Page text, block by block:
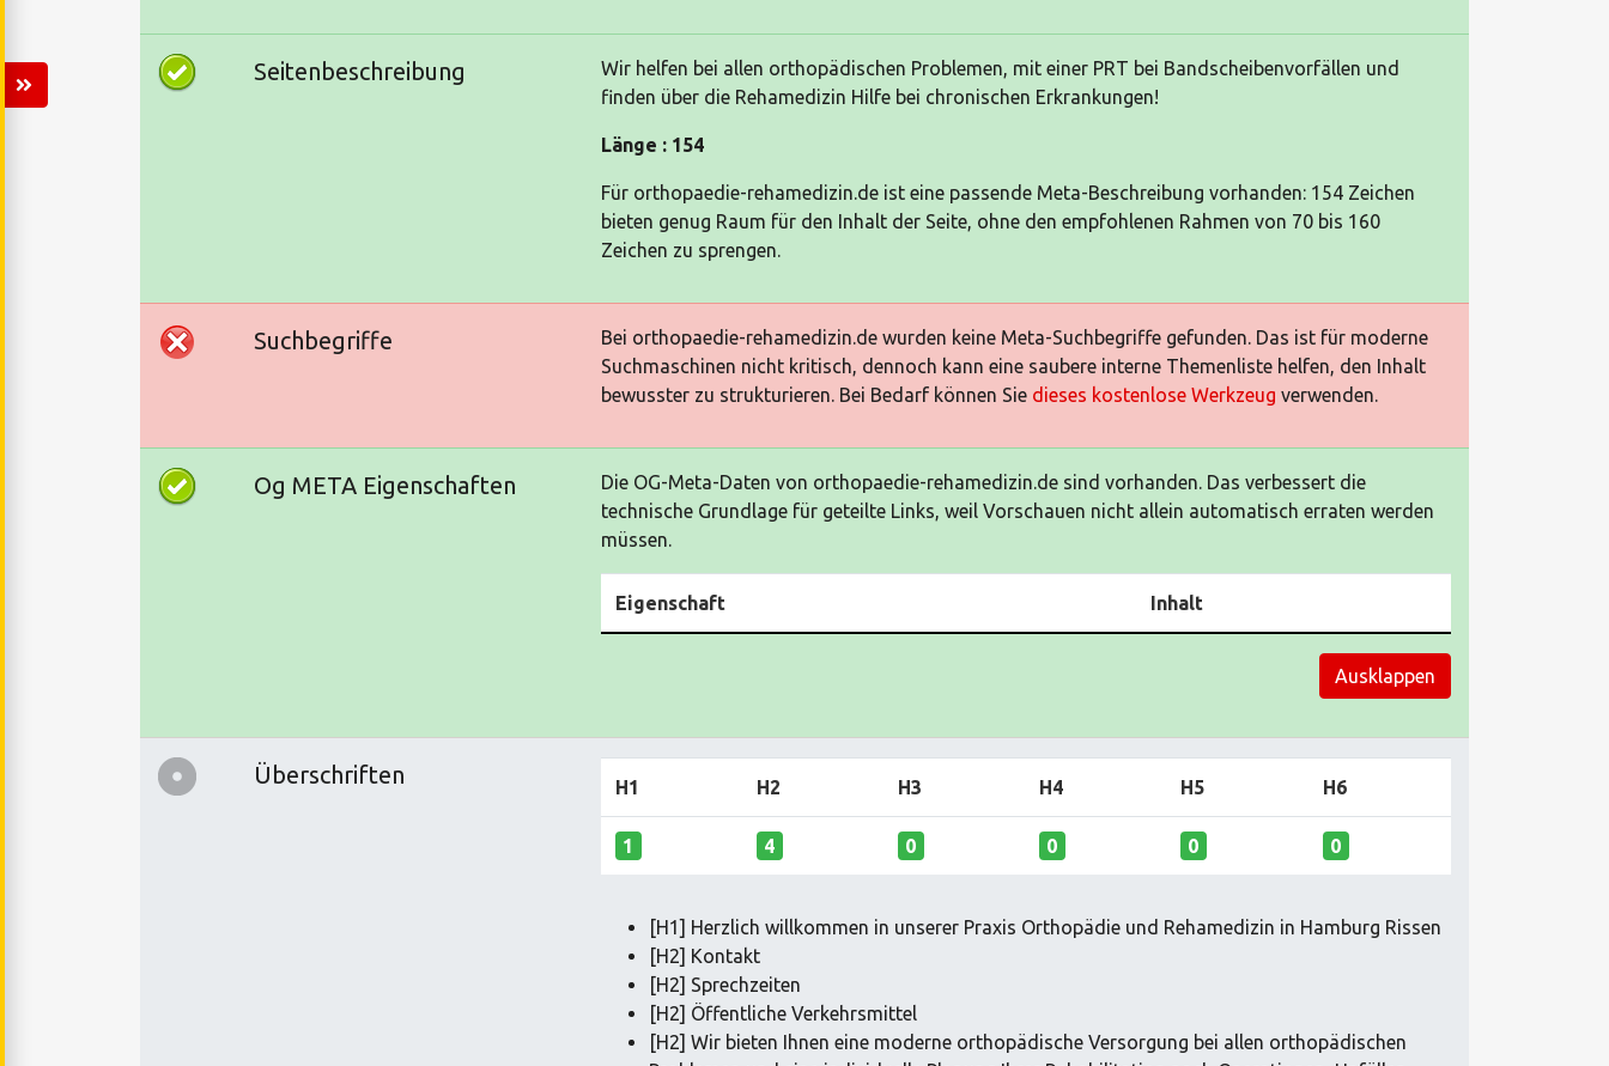
Seitenbeschreibung
Wir helfen bei allen orthopädischen Problemen, mit einer PRT bei Bandscheibenvorfällen und
finden über die Rehamedizin Hilfe bei chronischen Erkrankungen!
Länge : 154
Für orthopaedie-rehamedizin.de ist eine passende Meta-Beschreibung vorhanden: 154 Zeichen
bieten genug Raum für den Inhalt der Seite, ohne den empfohlenen Rahmen von 70 bis 160
Zeichen zu sprengen.
Suchbegriffe
Bei orthopaedie-rehamedizin.de wurden keine Meta-Suchbegriffe gefunden. Das ist für moderne
Suchmaschinen nicht kritisch, dennoch kann eine saubere interne Themenliste helfen, den Inhalt
bewusster zu strukturieren. Bei Bedarf können Sie dieses kostenlose Werkzeug verwenden.
Og META Eigenschaften
Die OG-Meta-Daten von orthopaedie-rehamedizin.de sind vorhanden. Das verbessert die
technische Grundlage für geteilte Links, weil Vorschauen nicht allein automatisch erraten werden
müssen.
Eigenschaft Inhalt
Ausklappen
Überschriften H1 H2 H3 H4 H5 H6
1 4 0 0 0 0
[H1] Herzlich willkommen in unserer Praxis Orthopädie und Rehamedizin in Hamburg Rissen
[H2] Kontakt
[H2] Sprechzeiten
[H2] Öffentliche Verkehrsmittel
[H2] Wir bieten Ihnen eine moderne orthopädische Versorgung bei allen orthopädischen